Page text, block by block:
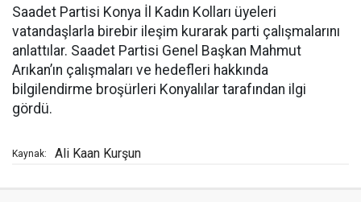
Saadet Partisi Konya İl Kadın Kolları üyeleri
vatandaşlarla birebir ileşim kurarak parti çalışmalarını
anlattılar. Saadet Partisi Genel Başkan Mahmut
Arıkan’ın çalışmaları ve hedefleri hakkında
bilgilendirme broşürleri Konyalılar tarafından ilgi
gördü.
Kaynak: Ali Kaan Kurşun